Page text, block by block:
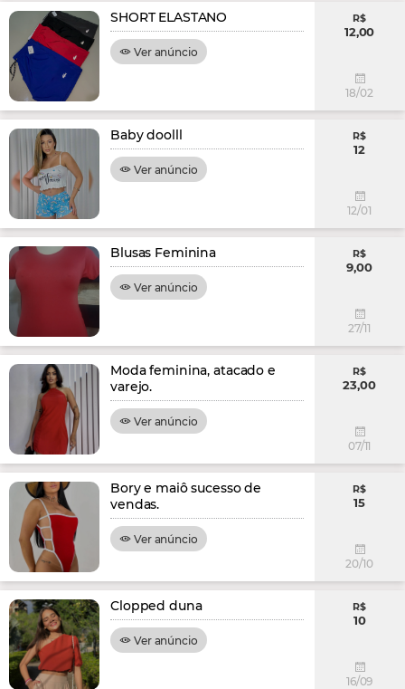
SHORT ELASTANO
Ver anúncio
R$
12,00
18/02
Baby doolll
Ver anúncio
R$
12
12/01
Blusas Feminina
Ver anúncio
R$
9,00
27/11
Moda feminina, atacado e
varejo.
Ver anúncio
R$
23,00
07/11
Bory e maiô sucesso de
vendas.
Ver anúncio
R$
15
20/10
Clopped duna
Ver anúncio
R$
10
16/09